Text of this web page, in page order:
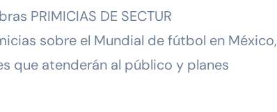
PRIMICIAS DE SECTUR
sobre el Mundial de fútbol en México,
que atenderán al público y planes